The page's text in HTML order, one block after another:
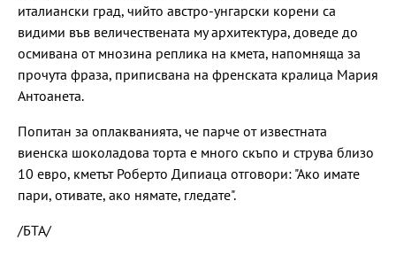
италиански град, чийто австро-унгарски корени са
видими във величествената му архитектура, доведе до
осмивана от мнозина реплика на кмета, напомняща за
прочута фраза, приписвана на френската кралица Мария
Антоанета.
Попитан за оплакванията, че парче от известната
виенска шоколадова торта е много скъпо и струва близо
10 евро, кметът Роберто Дипиаца отговори: "Ако имате
пари, отивате, ако нямате, гледате".
/БТА/